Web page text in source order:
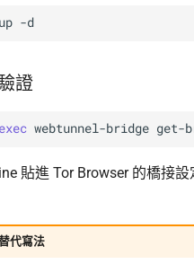
up
證
exec webtunnel-bridge
貼進 Tor Browser 的橋接
代寫法